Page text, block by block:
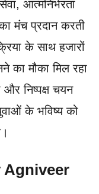
आत्मनिर्भरता
मंच प्रदान करती
के साथ हजारों
का मौका मिल रहा
निष्पक्ष चयन
के भविष्य को
Agniveer